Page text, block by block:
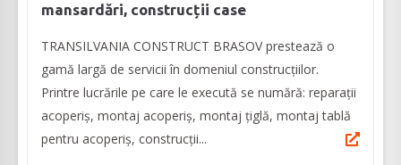
mansardări, construcții case
TRANSILVANIA CONSTRUCT BRASOV prestează o
gamă largă de servicii în domeniul construcțiilor.
Printre lucrările pe care le execută se numără: reparații
acoperiș, montaj acoperiș, montaj țiglă, montaj tablă
pentru acoperiș, construcții...